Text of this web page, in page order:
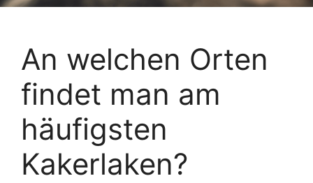
An welchen Orten
findet man am
häufigsten
Kakerlaken?